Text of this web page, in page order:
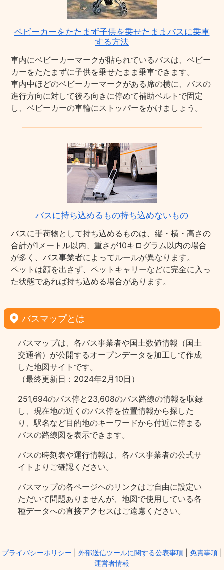
ベビーカーをたたまず子供を乗せたままバスに乗車
する方法
車内にベビーカーマークが貼られているバスは、ベビー
カーをたたまずに子供を乗せたまま乗車できます。
車内中ほどのベビーカーマークがある席の横に、バスの
進行方向に対して後ろ向きに停めて補助ベルトで固定
し、ベビーカーの車輪にストッパーをかけましょう。
バスに持ち込めるもの持ち込めないもの
バスに手荷物として持ち込めるものは、縦・横・高さの
合計が1メートル以内、重さが10キログラム以内の場合
が多く、バス事業者によってルールが異なります。
ペットは顔を出さず、ペットキャリーなどに完全に入っ
た状態であれば持ち込める場合があります。
バスマップとは
バスマップは、各バス事業者や国土数値情報（国土
交通省）が公開するオープンデータを加工して作成
した地図サイトです。
（最終更新日：2024年2月10日）
251,694のバス停と23,608のバス路線の情報を収録
し、現在地の近くのバス停を位置情報から探した
り、駅名など目的地のキーワードから付近に停まる
バスの路線図を表示できます。
バスの時刻表や運行情報は、各バス事業者の公式サ
イトよりご確認ください。
バスマップの各ページヘのリンクはご自由に設定い
ただいて問題ありませんが、地図で使用している各
種データへの直接アクセスはご遠慮ください。
プライバシーポリシー 外部送信ツールに関する公表事項| 免責事項|
運営者情報